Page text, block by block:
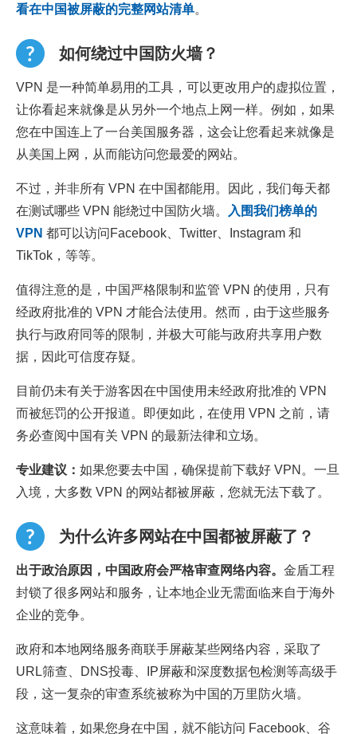
看在中国被屏蔽的完整网站清单。
如何绕过中国防火墙？
VPN 是一种简单易用的工具，可以更改用户的虚拟位置，
让你看起来就像是从另外一个地点上网一样。例如，如果
您在中国连上了一台美国服务器，这会让您看起来就像是
从美国上网，从而能访问您最爱的网站。
不过，并非所有 VPN 在中国都能用。因此，我们每天都
在测试哪些 VPN 能绕过中国防火墙。
入围我们榜单的
VPN 都可以访问Facebook、Twitter、Instagram 和
TikTok，等等。
值得注意的是，中国严格限制和监管 VPN 的使用，只有
经政府批准的 VPN 才能合法使用。然而，由于这些服务
执行与政府同等的限制，并极大可能与政府共享用户数
据，因此可信度存疑。
目前仍未有关于游客因在中国使用未经政府批准的 VPN
而被惩罚的公开报道。即便如此，在使用 VPN 之前，请
务必查阅中国有关 VPN 的最新法律和立场。
专业建议： 如果您要去中国，确保提前下载好 VPN。一旦
入境，大多数 VPN 的网站都被屏蔽，您就无法下载了。
为什么许多网站在中国都被屏蔽了？
出于政治原因，中国政府会严格审查网络内容。 金盾工程
封锁了很多网站和服务，让本地企业无需面临来自于海外
企业的竞争。
政府和本地网络服务商联手屏蔽某些网络内容，采取了
URL筛查、DNS投毒、IP屏蔽和深度数据包检测等高级手
段，这一复杂的审查系统被称为中国的万里防火墙。
这意味着，如果您身在中国，就不能访问 Facebook、谷